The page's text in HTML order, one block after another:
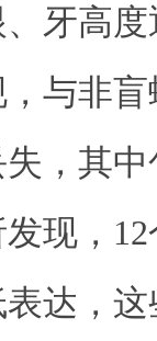
牙高
与非
，其
现，
达，